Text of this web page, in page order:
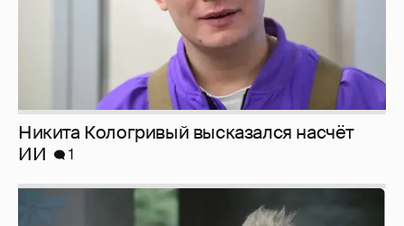
Никита Кологривый высказался насчёт
ИИ
1